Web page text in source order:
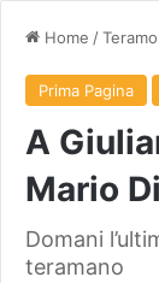
Home /Teramo
Prima Pagina
A
Mario
Domani
teramano